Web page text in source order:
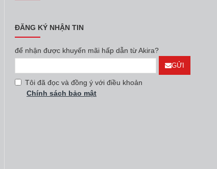
ĐĂNG KÝ NHẬN TIN
để nhận được khuyến mãi hấp dẫn từ Akira?
GỬI
Tôi đã đọc và đồng ý với điều khoản
Chính sách bảo mật